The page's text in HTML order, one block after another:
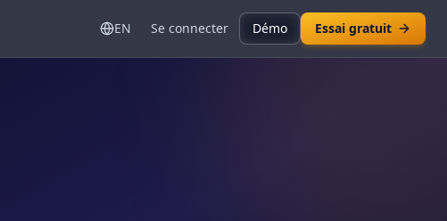
EN Se connecter Démo Essai gratuit